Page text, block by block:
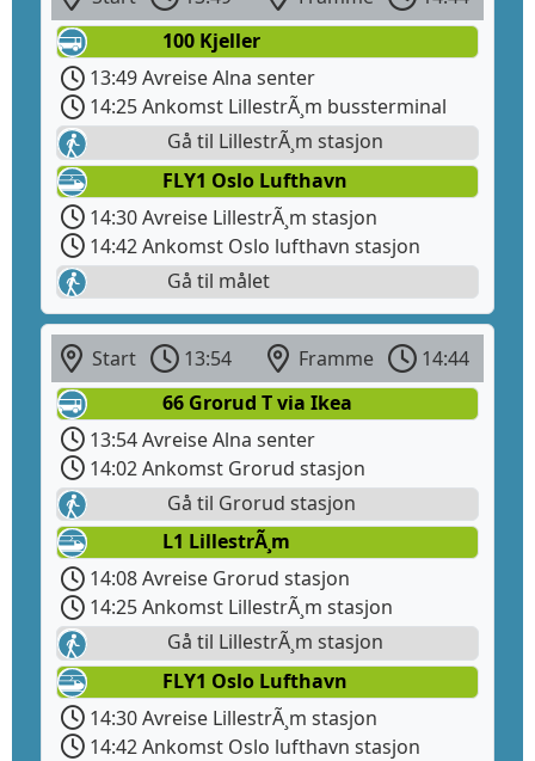
100 Kjeller
13:49 Avreise Alna senter
14:25 Ankomst LillestrÃ¸m bussterminal
Gå til LillestrÃ¸m stasjon
FLY1 Oslo Lufthavn
14:30 Avreise LillestrÃ¸m stasjon
14:42 Ankomst Oslo lufthavn stasjon
Gå til målet
Start 13:54 Framme
14:44
66 Grorud T via Ikea
13:54 Avreise Alna senter
14:02 Ankomst Grorud stasjon
Gå til Grorud stasjon
L1 LillestrÃ¸m
14:08 Avreise Grorud stasjon
14:25 Ankomst LillestrÃ¸m stasjon
Gå til LillestrÃ¸m stasjon
FLY1 Oslo Lufthavn
14:30 Avreise LillestrÃ¸m stasjon
14:42 Ankomst Oslo lufthavn stasjon